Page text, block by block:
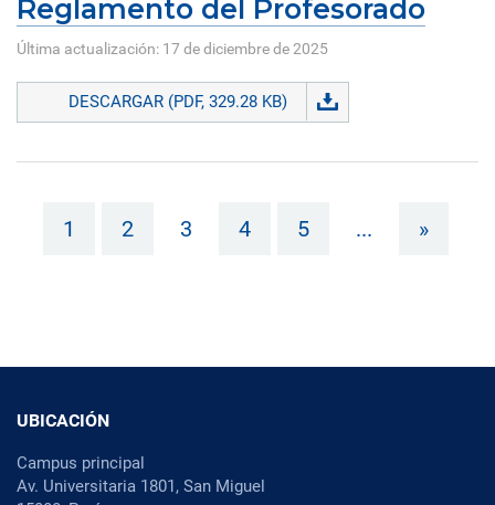
Reglamento del Profesorado
Última actualización: 17 de diciembre de 2025
DESCARGAR (PDF, 329.28 KB)
1 2 3 4 5 ... »
UBICACIÓN
Campus principal
Av. Universitaria 1801, San Miguel